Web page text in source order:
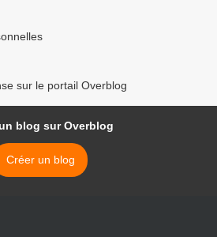
sur le portail Overblog
blog sur Overblog
Créer un blog